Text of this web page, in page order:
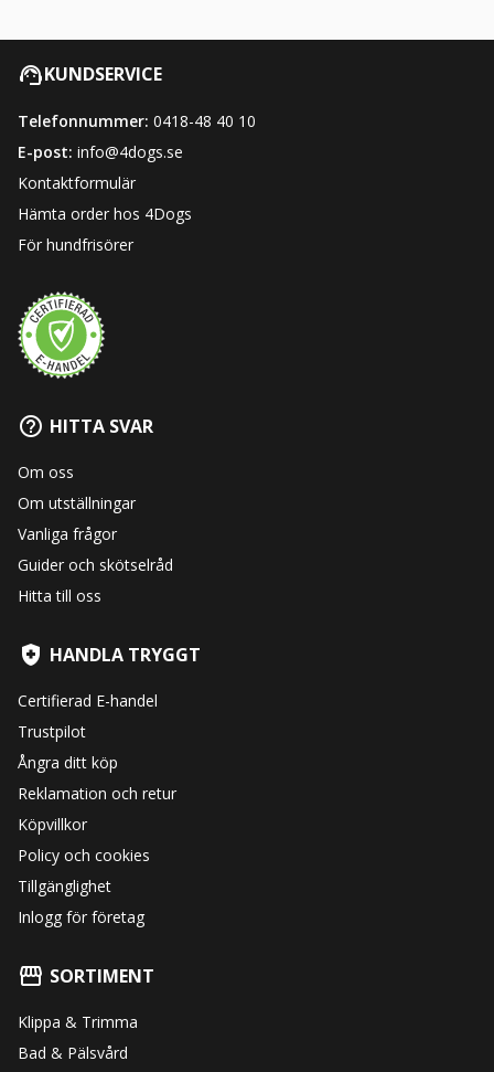
KUNDSERVICE
Telefonnummer: 0418-48 40 10
E-post: info@4dogs.se
Kontaktformulär
Hämta order hos 4Dogs
För hundfrisörer
HITTA SVAR
Om oss
Om utställningar
Vanliga frågor
Guider och skötselråd
Hitta till oss
HANDLA TRYGGT
Certifierad E-handel
Trustpilot
Ångra ditt köp
Reklamation och retur
Köpvillkor
Policy och cookies
Tillgänglighet
Inlogg för företag
SORTIMENT
Klippa & Trimma
Bad & Pälsvård